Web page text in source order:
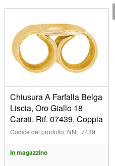
8,50 mm (1)
6.95mm (1)
7.08mm (3)
9.30mm (1)
9.80mm (1)
25.00mm (1)
28.00mm (1)
30.00mm (2)
40.00mm (3)
60.00mm (4)
Chiusura A Farfalla Belga
Liscia, Oro Giallo 18
Carati. Rif. 07439, Coppia
Codice del prodotto: NNL 7439
In magazzino